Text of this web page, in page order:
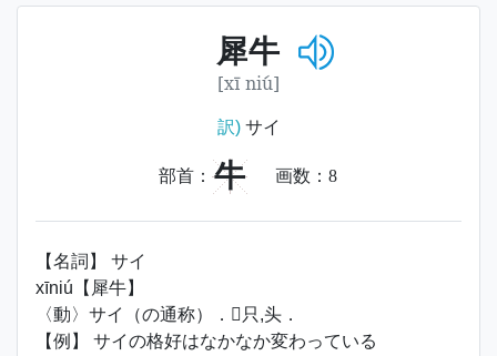
犀牛
[xī niú]
訳)サイ
部首： 牛 画数： 8
【名詞】 サイ
xīniú【犀牛】
〈動〉サイ（の通称）．只,头．
【例】 サイの格好はなかなか変わっている